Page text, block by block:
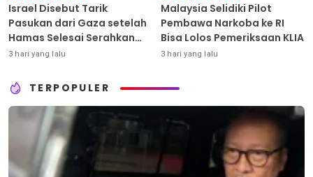
Israel Disebut Tarik
Pasukan dari Gaza setelah
Hamas Selesai Serahkan
Senjata
3 hari yang lalu
Malaysia Selidiki Pilot
Pembawa Narkoba ke RI
Bisa Lolos Pemeriksaan KLIA
3 hari yang lalu
TERPOPULER